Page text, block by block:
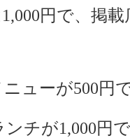
円で、掲
ューが500円
ンチが1,000円